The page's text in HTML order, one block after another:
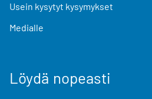
Usein kysytyt kysymykset
Medialle
Löydä nopeasti